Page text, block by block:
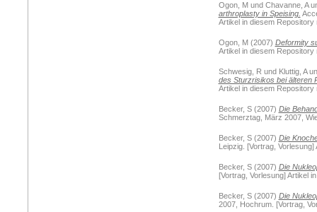
Ogon, Mund Chavanne, A
arthroplasty in Speising.
Artikel in diesem Repository
Ogon, M(2007) Deformity
Artikel in diesem Repository
Schwesig, R und Kluttig, A
des Sturzrisikos bei älteren
Artikel in diesem Repository
Becker, S(2007) Die
Schmerztag, März 2007,
Becker, S(2007) Die
Leipzig. [Vortrag,
Becker, S(2007) Die
[Vortrag, Vorlesung] Artikel
Becker, S(2007) Die
2007, Hochrum. [Vortrag,